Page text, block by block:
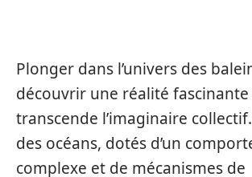
Plonger dans l’univers des
découvrir une réalité
transcende l’imaginaire
des océans, dotés d’un
complexe et de mécanismes de